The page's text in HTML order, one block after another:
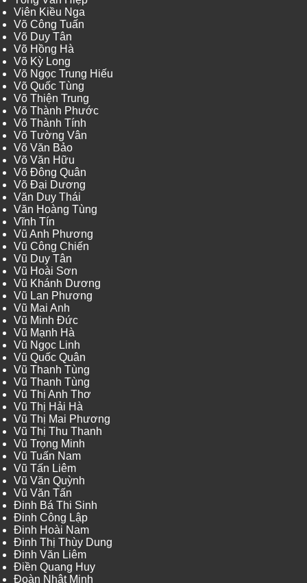
Viên Kiều Nga
Võ Công Tuấn
Võ Duy Tân
Võ Hồng Hà
Võ Kỳ Long
Võ Ngọc Trung Hiếu
Võ Quốc Tùng
Võ Thiện Trung
Võ Thành Phước
Võ Thành Tính
Võ Tường Vân
Võ Văn Bảo
Võ Văn Hữu
Võ Đông Quân
Võ Đại Dương
Văn Duy Thái
Văn Hoàng Tùng
Vĩnh Tín
Vũ Anh Phương
Vũ Công Chiến
Vũ Duy Tân
Vũ Hoài Sơn
Vũ Khánh Dương
Vũ Lan Phương
Vũ Mai Anh
Vũ Minh Đức
Vũ Mạnh Hà
Vũ Ngọc Linh
Vũ Quốc Quân
Vũ Thanh Tùng
Vũ Thanh Tùng
Vũ Thị Anh Thơ
Vũ Thị Hải Hà
Vũ Thị Mai Phương
Vũ Thị Thu Thanh
Vũ Trọng Minh
Vũ Tuấn Nam
Vũ Tấn Liêm
Vũ Văn Quỳnh
Vũ Văn Tấn
Đinh Bá Thi Sinh
Đinh Công Lập
Đinh Hoài Nam
Đinh Thị Thùy Dung
Đinh Văn Liêm
Điền Quang Huy
Đoàn Nhật Minh